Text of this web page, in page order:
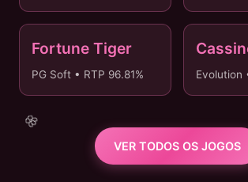
🐯 NOVO
Fortune Tiger
PG Soft • RTP 96.81% Evolution
VER TODOS OS JOGOS